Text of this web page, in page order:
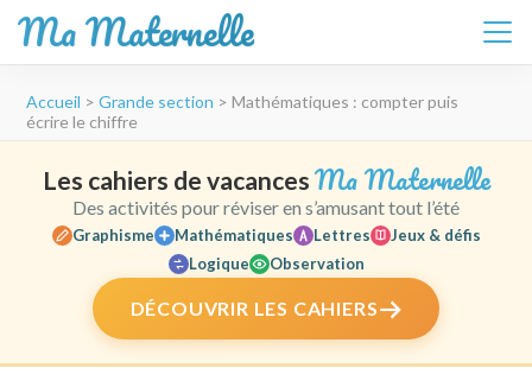
Ma Maternelle
contenu
Entrée)
Accueil > Grande section > Mathématiques : compter puis
écrire le chiffre
Les cahiers de vacances Ma Maternelle
Des activités pour réviser en s’amusant tout l’été
Graphisme Mathématiques Lettres
Jeux & défis
Logique
Observation
DÉCOUVRIR LES CAHIERS